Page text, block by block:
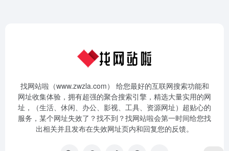
找网站啦（www.zwzla.com） 给您最好的互联网搜索功能和
网址收集体验，拥有超强的聚合搜索引擎，精选大量实用的网
址，（生活、休闲、办公、影视、工具、资源网址）超贴心的
服务，某个网址失效了？找不到？找网站啦会第一时间给您找
出相关并且发布在失效网址页内和回复您的反馈。